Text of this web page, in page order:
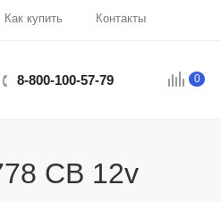
Как купить Контакты
0
8-800-100-57-79
CB 12v